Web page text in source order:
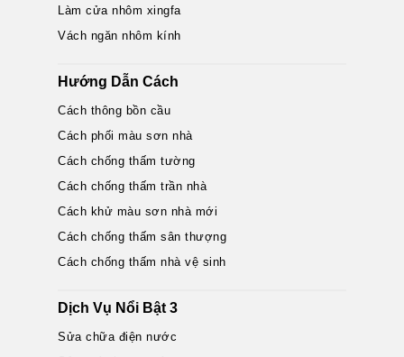
Làm cửa nhôm xingfa
Vách ngăn nhôm kính
Hướng Dẫn Cách
Cách thông bồn cầu
Cách phối màu sơn nhà
Cách chống thấm tường
Cách chống thấm trần nhà
Cách khử màu sơn nhà mới
Cách chống thấm sân thượng
Cách chống thấm nhà vệ sinh
Dịch Vụ Nổi Bật 3
Sửa chữa điện nước